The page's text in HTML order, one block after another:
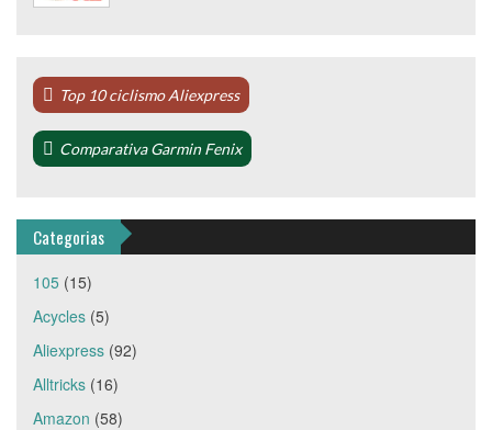
Top 10 ciclismo Aliexpress
Comparativa Garmin Fenix
Categorias
105 (15)
Acycles (5)
Aliexpress (92)
Alltricks (16)
Amazon (58)